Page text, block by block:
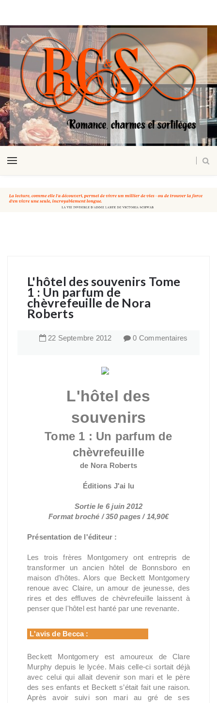
L'hôtel des souvenirs Tome
1 : Un parfum de
chèvrefeuille de Nora
Roberts
22 Septembre 2012 0 Commentaires
L'hôtel des
souvenirs
Tome 1 : Un parfum de
chèvrefeuille
de Nora Roberts
Éditions J'ai lu
Sortie le 6 juin 2012
Format broché / 350 pages / 14,90€
Présentation de l'éditeur :
Les trois frères Montgomery ont entrepris de
transformer un ancien hôtel de Bonnsboro en
maison d'hôtes. Alors que Beckett Montgomery
renoue avec Claire, un amour de jeunesse, des
rires et des effluves de chèvrefeuille laissent à
penser que l'hôtel est hanté par une revenante.
L'avis de Becca :
Beckett Montgomery est amoureux de Clare
Murphy depuis le lycée. Mais celle-ci sortait déjà
avec celui qui allait devenir son mari et le père
des ses enfants et Beckett s’était fait une raison.
Après avoir suivi son mari au gré de ses